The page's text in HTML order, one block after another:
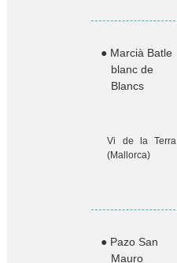
● Marcià Batle
blanc de
Blancs
Vi de la Terra
(Mallorca)
● Pazo San
Mauro